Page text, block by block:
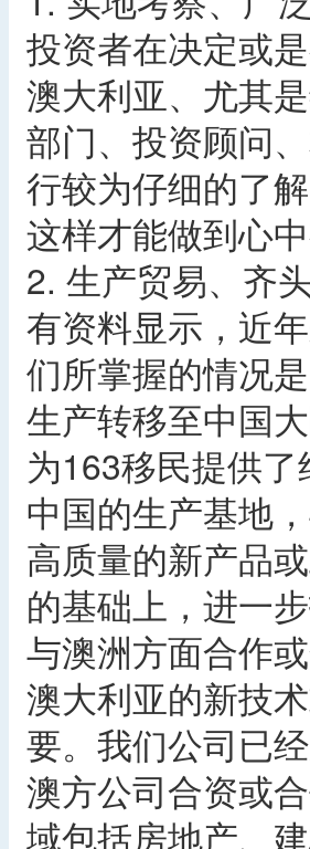
投资者在决定或
澳大利亚、尤其
部门、投资顾问
行较为仔细的了
这样才能做到心
2. 生产贸易、齐
有资料显示，近
们所掌握的情况
生产转移至中国
为163移民提供
中国的生产基地
高质量的新产品
的基础上，进一
与澳洲方面合作
澳大利亚的新技
要。我们公司已
澳方公司合资或
域包括房地产、